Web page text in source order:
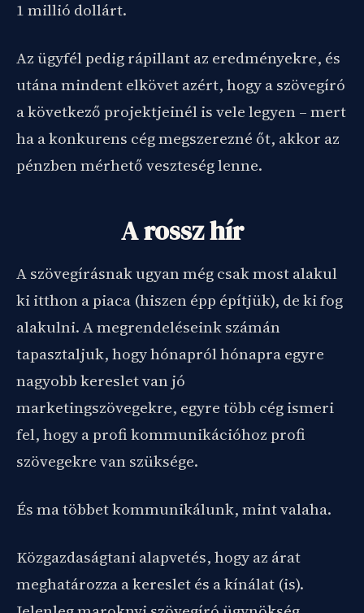
1 millió dollárt.
Az ügyfél pedig rápillant az eredményekre, és
utána mindent elkövet azért, hogy a szövegíró
a következő projektjeinél is vele legyen – mert
ha a konkurens cég megszerezné őt, akkor az
pénzben mérhető veszteség lenne.
A rossz hír
A szövegírásnak ugyan még csak most alakul
ki itthon a piaca (hiszen épp építjük), de ki fog
alakulni. A megrendeléseink számán
tapasztaljuk, hogy hónapról hónapra egyre
nagyobb kereslet van jó
marketingszövegekre, egyre több cég ismeri
fel, hogy a profi kommunikációhoz profi
szövegekre van szüksége.
És ma többet kommunikálunk, mint valaha.
Közgazdaságtani alapvetés, hogy az árat
meghatározza a kereslet és a kínálat (is).